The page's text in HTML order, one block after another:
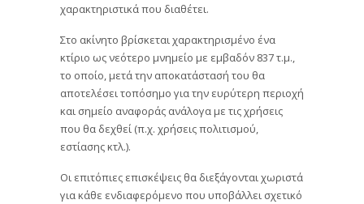
χαρακτηριστικά που διαθέτει.
Στο ακίνητο βρίσκεται χαρακτηρισμένο ένα
κτίριο ως νεότερο μνημείο με εμβαδόν 837 τ.μ.,
το οποίο, μετά την αποκατάστασή του θα
αποτελέσει τοπόσημο για την ευρύτερη περιοχή
και σημείο αναφοράς ανάλογα με τις χρήσεις
που θα δεχθεί (π.χ. χρήσεις πολιτισμού,
εστίασης κτλ.).
Οι επιτόπιες επισκέψεις θα διεξάγονται χωριστά
για κάθε ενδιαφερόμενο που υποβάλλει σχετικό